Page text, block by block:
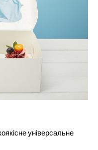
універсальне